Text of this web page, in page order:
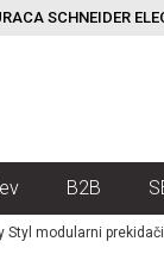
SCHNEIDER
B2B
Styl modularni